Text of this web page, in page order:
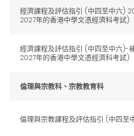
經濟課程及評估指引 (中四至中六)
2027年的香港中學文憑經濟科考試)
經濟課程及評估指引 (中四至中六)-
2027年的香港中學文憑經濟科考試)
倫理與宗教科、宗教教育科
倫理與宗教課程及評估指引 (中四至